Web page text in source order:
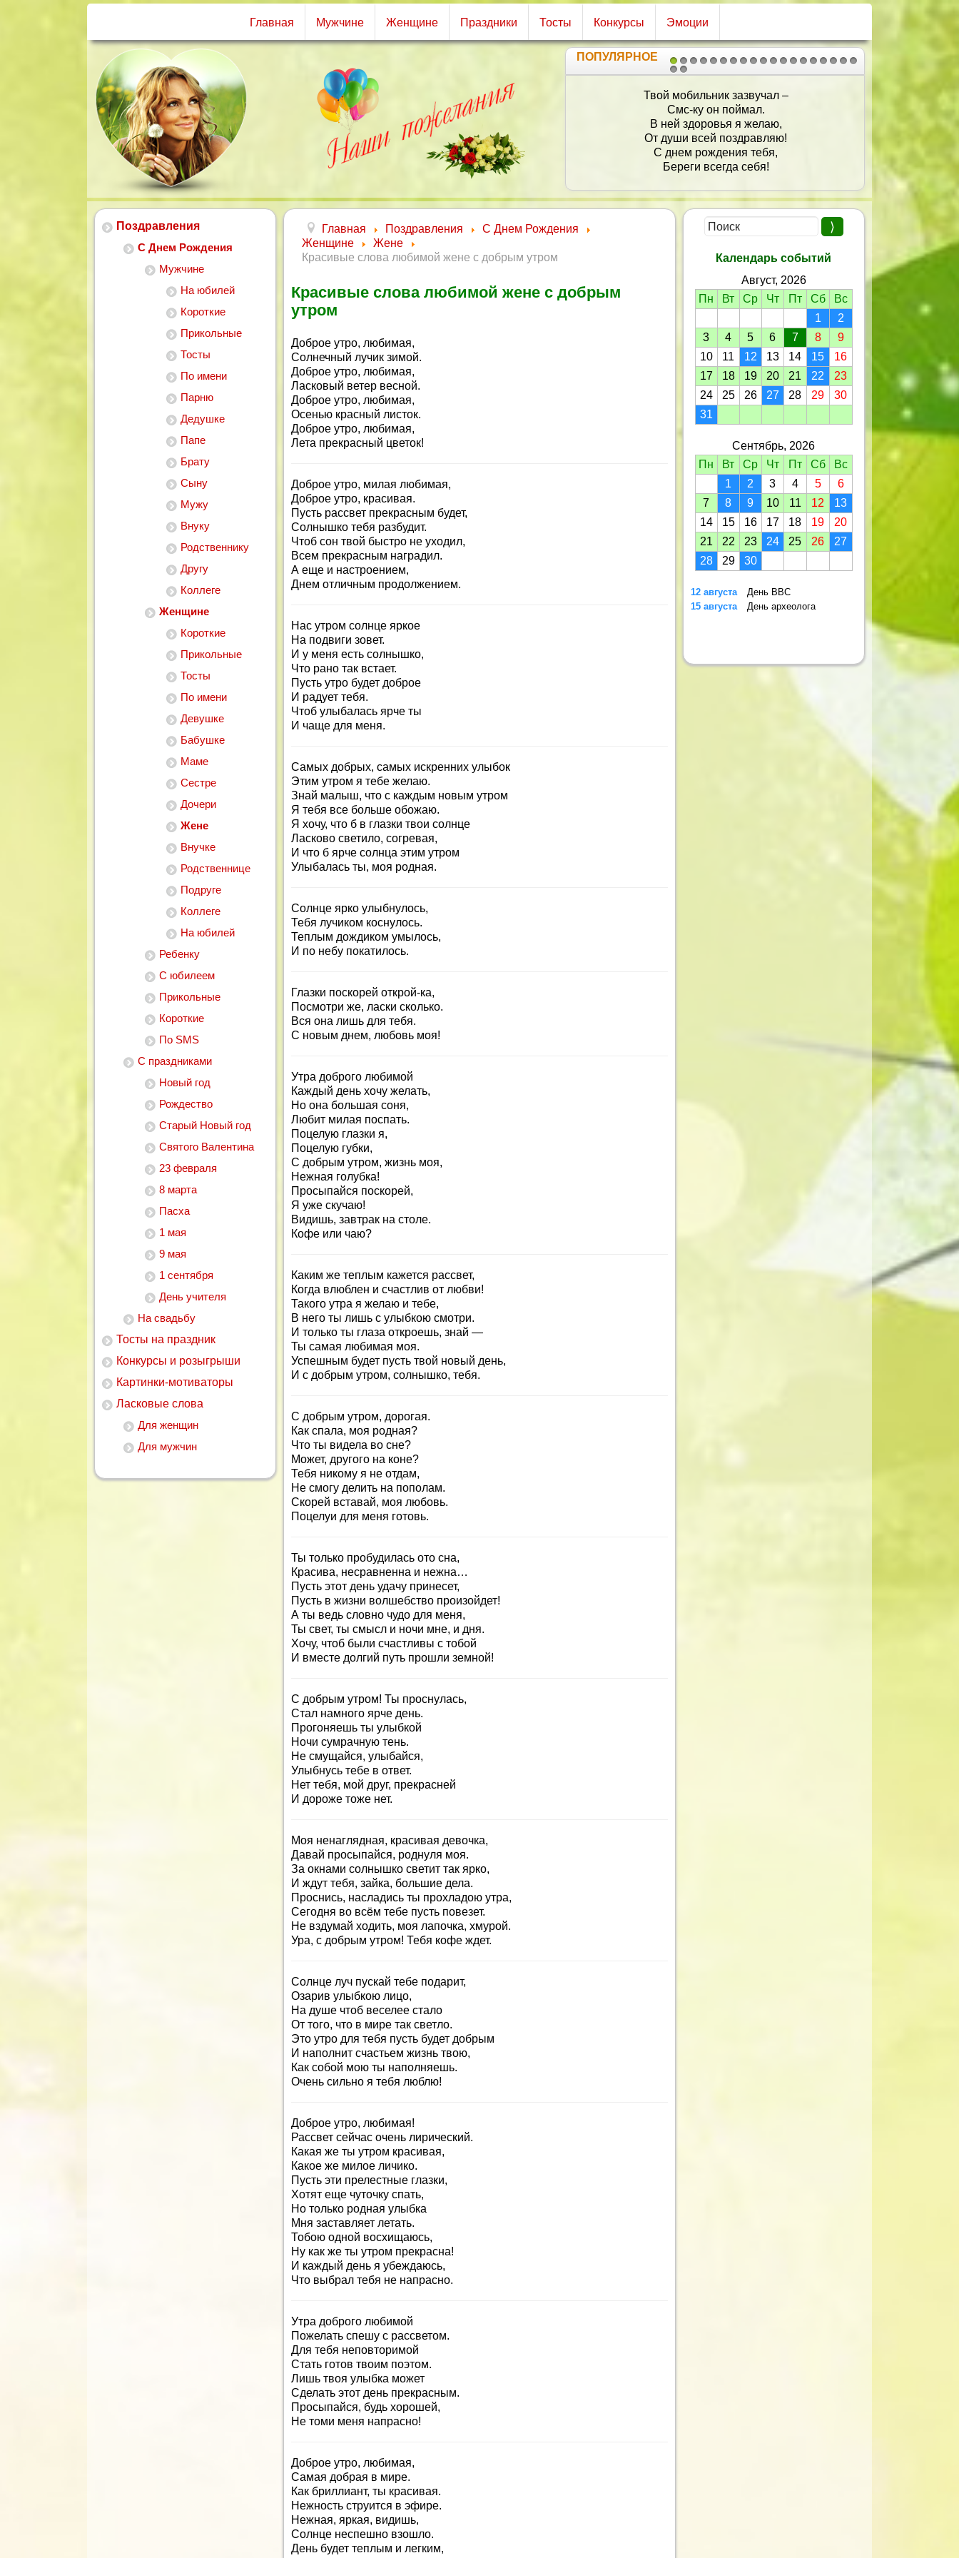
Главная Мужчине Женщине Праздники Тосты Конкурсы Эмоции
1 2
2021
ПОПУЛЯРНОЕ
Поздравляю и желаю,
Чтобы тебе всегда везло,
Чтоб жизнь лишь улыбалась,
А неприятности — не касались!
Чтоб ты не знала никогда
Ни огорчений, ни печали,
С огромной радостью встречали,
Чтоб исполнялись каждый день
Все прихоти, желания,
И были бы прекрасными
Потом воспоминания!
Поздравления
С Днем Рождения
Мужчине
На юбилей
Короткие
Прикольные
Тосты
По имени
Парню
Дедушке
Папе
Брату
Сыну
Мужу
Внуку
Родственнику
Другу
Коллеге
Женщине
Короткие
Прикольные
Тосты
По имени
Девушке
Бабушке
Маме
Сестре
Дочери
Жене
Внучке
Родственнице
Подруге
Коллеге
На юбилей
Ребенку
С юбилеем
Прикольные
Короткие
По SMS
С праздниками
Новый год
Рождество
Старый Новый год
Святого Валентина
23 февраля
8 марта
Пасха
1 мая
9 мая
1 сентября
День учителя
На свадьбу
Тосты на праздник
Конкурсы и розыгрыши
Картинки-мотиваторы
Ласковые слова
Для женщин
Для мужчин
Главная Поздравления
С Днем Рождения
Женщине
Жене
Красивые слова любимой жене с добрым утром
Красивые слова любимой жене с добрым
утром
Доброе утро, любимая,
Солнечный лучик зимой.
Доброе утро, любимая,
Ласковый ветер весной.
Доброе утро, любимая,
Осенью красный листок.
Доброе утро, любимая,
Лета прекрасный цветок!
Доброе утро, милая любимая,
Доброе утро, красивая.
Пусть рассвет прекрасным будет,
Солнышко тебя разбудит.
Чтоб сон твой быстро не уходил,
Всем прекрасным наградил.
А еще и настроением,
Днем отличным продолжением.
Нас утром солнце яркое
На подвиги зовет.
И у меня есть солнышко,
Что рано так встает.
Пусть утро будет доброе
И радует тебя.
Чтоб улыбалась ярче ты
И чаще для меня.
Самых добрых, самых искренних улыбок
Этим утром я тебе желаю.
Знай малыш, что с каждым новым утром
Я тебя все больше обожаю.
Я хочу, что б в глазки твои солнце
Ласково светило, согревая,
И что б ярче солнца этим утром
Улыбалась ты, моя родная.
Солнце ярко улыбнулось,
Тебя лучиком коснулось.
Теплым дождиком умылось,
И по небу покатилось.
Глазки поскорей открой-ка,
Посмотри же, ласки сколько.
Вся она лишь для тебя.
С новым днем, любовь моя!
Утра доброго любимой
Каждый день хочу желать,
Но она большая соня,
Любит милая поспать.
Поцелую глазки я,
Поцелую губки,
С добрым утром, жизнь моя,
Нежная голубка!
Просыпайся поскорей,
Я уже скучаю!
Видишь, завтрак на столе.
Кофе или чаю?
Каким же теплым кажется рассвет,
Когда влюблен и счастлив от любви!
Такого утра я желаю и тебе,
В него ты лишь с улыбкою смотри.
И только ты глаза откроешь, знай —
Ты самая любимая моя.
Успешным будет пусть твой новый день,
И с добрым утром, солнышко, тебя.
С добрым утром, дорогая.
Как спала, моя родная?
Что ты видела во сне?
Может, другого на коне?
Тебя никому я не отдам,
Не смогу делить на пополам.
Скорей вставай, моя любовь.
Поцелуи для меня готовь.
Ты только пробудилась ото сна,
Красива, несравненна и нежна…
Пусть этот день удачу принесет,
Пусть в жизни волшебство произойдет!
А ты ведь словно чудо для меня,
Ты свет, ты смысл и ночи мне, и дня.
Хочу, чтоб были счастливы с тобой
И вместе долгий путь прошли земной!
С добрым утром! Ты проснулась,
Стал намного ярче день.
Прогоняешь ты улыбкой
Ночи сумрачную тень.
Не смущайся, улыбайся,
Улыбнусь тебе в ответ.
Нет тебя, мой друг, прекрасней
И дороже тоже нет.
Моя ненаглядная, красивая девочка,
Давай просыпайся, роднуля моя.
За окнами солнышко светит так ярко,
И ждут тебя, зайка, большие дела.
Проснись, насладись ты прохладою утра,
Сегодня во всём тебе пусть повезет.
Не вздумай ходить, моя лапочка, хмурой.
Ура, с добрым утром! Тебя кофе ждет.
Солнце луч пускай тебе подарит,
Озарив улыбкою лицо,
На душе чтоб веселее стало
От того, что в мире так светло.
Это утро для тебя пусть будет добрым
И наполнит счастьем жизнь твою,
Как собой мою ты наполняешь.
Очень сильно я тебя люблю!
Доброе утро, любимая!
Рассвет сейчас очень лирический.
Какая же ты утром красивая,
Какое же милое личико.
Пусть эти прелестные глазки,
Хотят еще чуточку спать,
Но только родная улыбка
Мня заставляет летать.
Тобою одной восхищаюсь,
Ну как же ты утром прекрасна!
И каждый день я убеждаюсь,
Что выбрал тебя не напрасно.
Утра доброго любимой
Пожелать спешу с рассветом.
Для тебя неповторимой
Стать готов твоим поэтом.
Лишь твоя улыбка может
Сделать этот день прекрасным.
Просыпайся, будь хорошей,
Не томи меня напрасно!
Доброе утро, любимая,
Самая добрая в мире.
Как бриллиант, ты красивая.
Нежность струится в эфире.
Нежная, яркая, видишь,
Солнце неспешно взошло.
День будет теплым и легким,
Календарь событий
Август, 2026
Пн
Вт Ср Чт Пт Сб
Вс
1
2
3
4 5 6 7 8
9
10
11 12 13 14 15
16
17
18 19 20 21 22
23
24
25 26 27 28 29
30
31
Сентябрь, 2026
Пн
Вт Ср Чт Пт Сб
Вс
1
2 3 4 5
6
7
8 9 10 11 12
13
14
15 16 17 18 19
20
21
22 23 24 25 26
27
28
29 30
12 августа
День ВВС
15 августа
День археолога